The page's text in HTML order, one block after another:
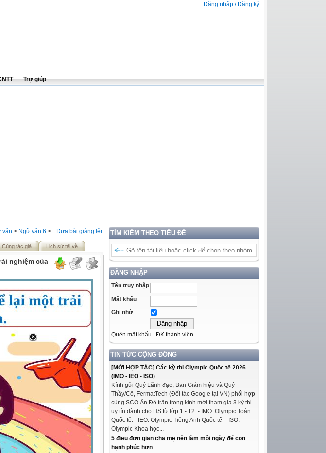
Đăng nhập / Đăng ký
Trợ giúp
TÌM KIẾM THEO TIÊU ĐỀ
ĐĂNG NHẬP
Tên truy nhập
Mật khẩu
Ghi nhớ
Quên mật khẩu ĐK thành viên
TIN TỨC CỘNG ĐỒNG
[MỜI HỢP TÁC] Các kỳ thi Olympic Quốc tế 2026
(IMO - IEO - ISO)
Kính gửi Quý Lãnh đạo, Ban Giám hiệu và Quý
Thầy/Cô, FermatTech (Đối tác Google tại VN) phối hợp
cùng SCO Ấn Độ trân trọng kính mời tham gia 3 kỳ thi
uy tín dành cho HS từ lớp 1 - 12: - IMO: Olympic Toán
Quốc tế. - IEO: Olympic Tiếng Anh Quốc tế. - ISO:
Olympic Khoa học...
5 điều đơn giản cha mẹ nên làm mỗi ngày để con
hạnh phúc hơn
Đưa bài giảng lên
văn > Ngữ văn 6 >
Cùng tác giả Lịch sử tải về
nghiệm của